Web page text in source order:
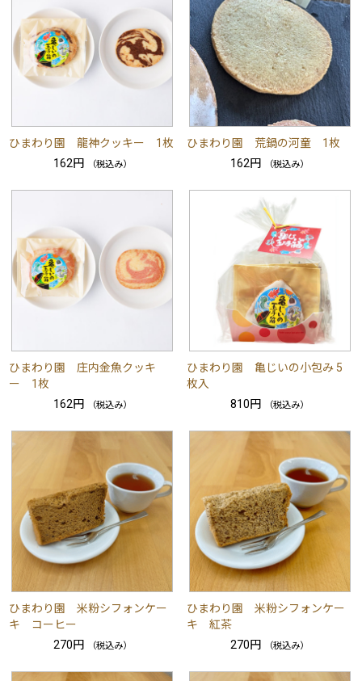
ひまわり園 龍神クッキー 1枚
162円
（税込み）
ひまわり園 荒鍋の河童 1枚
162円
（税込み）
ひまわり園 庄内金魚クッキ
ー 1枚
162円
（税込み）
ひまわり園 亀じいの小包み 5
枚入
810円
（税込み）
ひまわり園 米粉シフォンケー
キ コーヒー
270円
（税込み）
ひまわり園 米粉シフォンケー
キ 紅茶
270円
（税込み）